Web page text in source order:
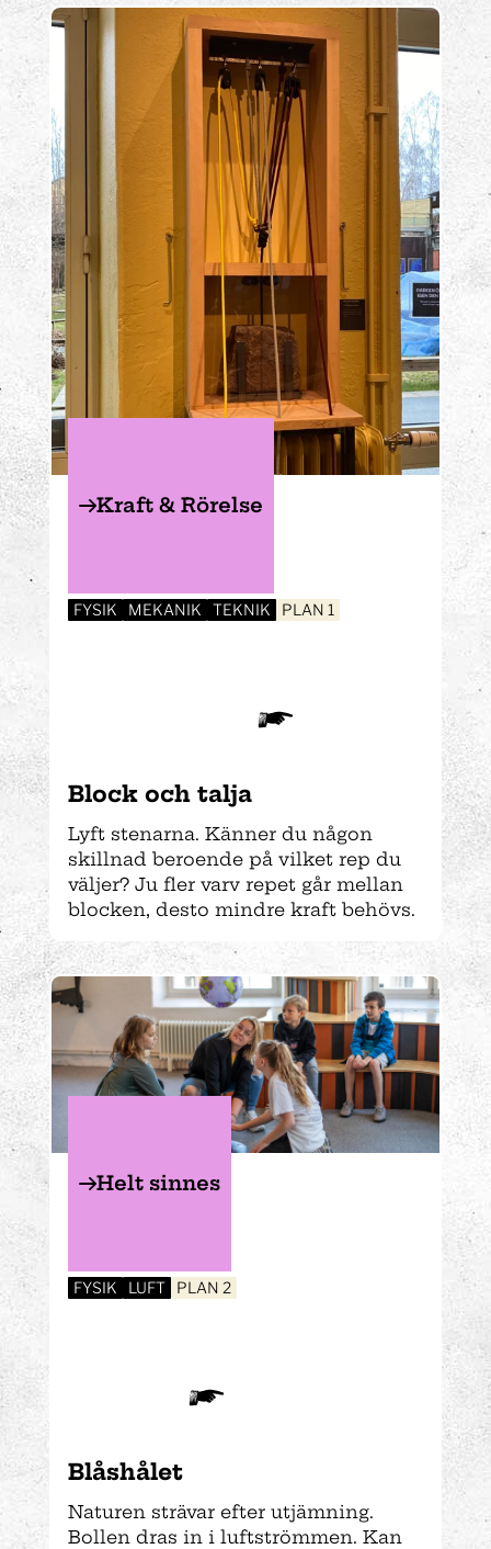
Block och talja
Kraft & Rörelse
FYSIK MEKANIK TEKNIK PLAN 1
Lyft stenarna. Känner du någon
skillnad beroende på vilket rep du
väljer? Ju fler varv repet går mellan
blocken, desto mindre kraft behövs.
Blåshålet
Helt sinnes
FYSIK LUFT PLAN 2
Naturen strävar efter utjämning.
Bollen dras in i luftströmmen. Kan